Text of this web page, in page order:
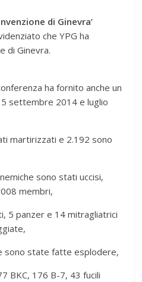
di Ginevra’
che YPG ha
di Ginevra.
ha fornito anche un
settembre 2014 e luglio
martirizzati e 2.192 sono
sono stati uccisi,
membri,
5 panzer e 14 mitragliatrici
sono state fatte esplodere,
BKC, 176 B-7, 43 fucili